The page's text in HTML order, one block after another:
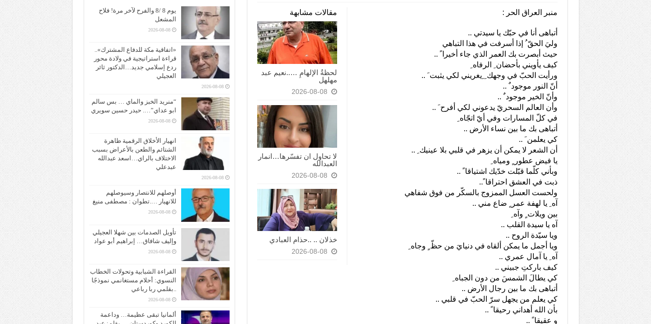
مقالات مشابهة
لحظةُ الإلهامِ …..نعيم عبد
مهلهل
2026-08-08
لا تحاول ان تفسّرها…انمار
العبدالله
2026-08-08
خذلان .. ..حذام العبادي
2026-08-08
منبر العراق الحر :
أتباهى أنا في حبّك يا سيدتي ..
وليَ الحقّ ُ إذا أسرفت في هذا التباهي
حيث أبصرت بك العمر الذي جاء أخيرا ً ..
كيف يأويني بأحضان ِ الرفاه ِ
ورأيت الحبّ في وجهك ِ ِيغريني لكي يثبت َ ..
أنّ النور موجود ٌ ..
وأنّ الخير موجود ٌ ..
وأن العالم السحريّ يدعوني لكي أفرح َ ..
في كلّ المسارات وفي أيّ اتجّاه ِ
أتباهى بك ما بين نساء الأرض ..
كي يعلمن َ ..
أن الشعر لا يمكن أن يزهر في قلبي بلا عينيك ِ ..
يا فيض عطور ٍ ومياه ِ
وبأني كلّما قبّلت خدّيك اشتياقا ً ..
ذبت في العشق احتراقا ً..
ولحست العسل الممزوج بالسكّر من فوق شفاهي
آه ِ يا لهفة عمر ٍ ضاع مني ..
بين ويلات ٍ وآه ِ
آه يا سيدة القلب ..
ويا سيّدة الروح ..
ويا أجمل ما يمكن ألقاه في دنيايَ من حظّ ٍ وجاه ِ
آه ِ يا آمال عمري ..
كيف باركتِ جبيني ..
كي يطالَ الشمسَ من دون الجباه ِ
أتباهى بك ما بين رجال الأرض ..
كي يعلم من يجهل سرّ الحبّ في قلبي ..
بأن الله أهداني رحيقا ً ..
و عقيقا ً ..
يوم 8 /8 والفرح لآخر مرة! فلاح
المشعل
2026-08-08
«اتفاقية مكة للدفاع المشترك»..
قراءة استراتيجية في ولادة محور
ردع إسلامي جديد…الدكتور ثائر
العجيلي
2026-08-08
“منريد الخبز والماي … بس سالم
ابو عداي”…. حيدر حسين سويري
2026-08-08
انهيار الأخلاق الرقمية ظاهرة
الشتائم والطعن بالأعراض بسبب
الاختلاف بالراي…اسعد عبدالله
عبدعلي
2026-08-08
أوصلهم للانتصار وسيوصلهم
للانهيار ….تطوان : مصطفى منيغ
2026-08-08
تأويل الصدمات بين شهلا العجيلي
وإليف شافاق… إبراهيم أبو عواد
2026-08-08
القراءة الشبابية وتحولات الخطاب
النسوي: أحلام مستغانمي نموذجًا
..بقلمي ربا رباعي
2026-08-08
ألمانيا تبقى عظيمة… وداعمة